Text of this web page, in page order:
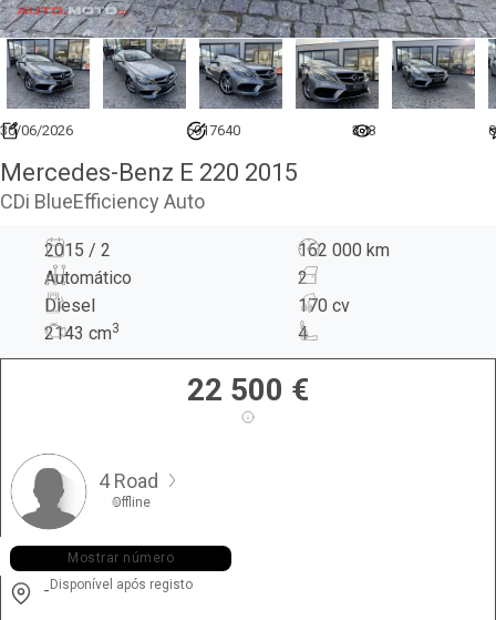
30/06/2026 6917640 378 0
Mercedes-Benz E 220 2015
CDi BlueEfficiency Auto
2015 / 2
162 000 km
Automático
2
Diesel
170 cv
2143 cm3 4
22 500 €
4 Road
Offline
+351 935 ••• •22
Mostrar número
Disponível após registo
-